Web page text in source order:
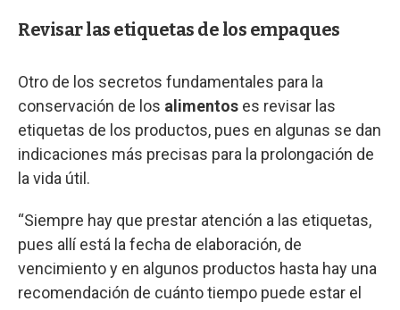
Revisar las etiquetas de los empaques
Otro de los secretos fundamentales para la
conservación de los alimentos es revisar las
etiquetas de los productos, pues en algunas se dan
indicaciones más precisas para la prolongación de
la vida útil.
“Siempre hay que prestar atención a las etiquetas,
pues allí está la fecha de elaboración, de
vencimiento y en algunos productos hasta hay una
recomendación de cuánto tiempo puede estar el